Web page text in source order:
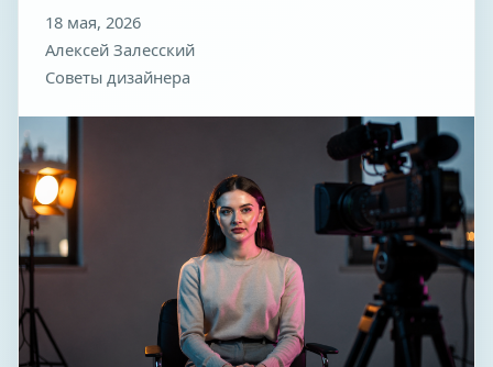
18 мая, 2026
Алексей Залесский
Советы дизайнера